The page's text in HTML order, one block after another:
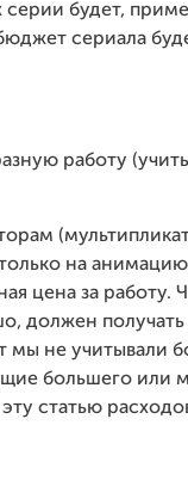
серии будет,
сериала
работу
на
цена за работу.
должен получать
мы не учитывали
большего или
статью